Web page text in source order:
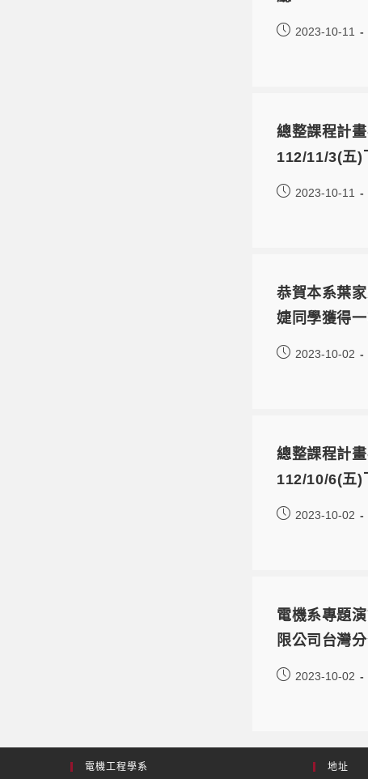
2023-10-11
總整課程計
112/11/3(五)
2023-10-11
恭賀本系葉
婕同學獲得
2023-10-02
總整課程計
112/10/6(五)
2023-10-02
電機系專題
限公司台灣
2023-10-02
電機工程學系 地址